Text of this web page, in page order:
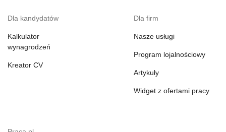
Dla kandydatów
Kalkulator
wynagrodzeń
Kreator CV
Dla firm
Nasze usługi
Program lojalnościowy
Artykuły
Widget z ofertami pracy